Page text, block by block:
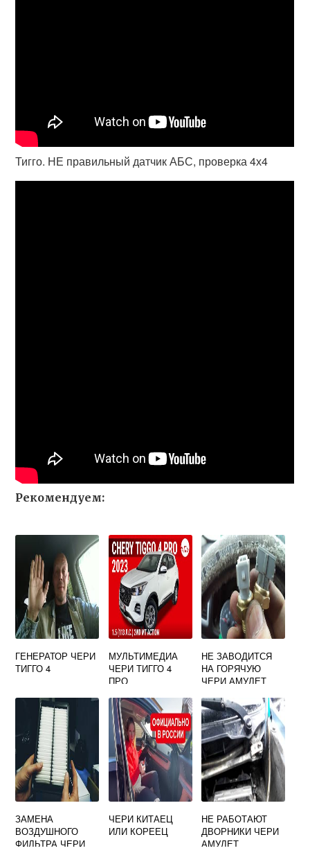
Тигго. НЕ правильный датчик АБС, проверка 4х4
Рекомендуем:
ГЕНЕРАТОР ЧЕРИ
ТИГГО 4
МУЛЬТИМЕДИА
ЧЕРИ ТИГГО 4
ПРО
НЕ ЗАВОДИТСЯ
НА ГОРЯЧУЮ
ЧЕРИ АМУЛЕТ
ЗАМЕНА
ВОЗДУШНОГО
ФИЛЬТРА ЧЕРИ
ЧЕРИ КИТАЕЦ
ИЛИ КОРЕЕЦ
НЕ РАБОТАЮТ
ДВОРНИКИ ЧЕРИ
АМУЛЕТ